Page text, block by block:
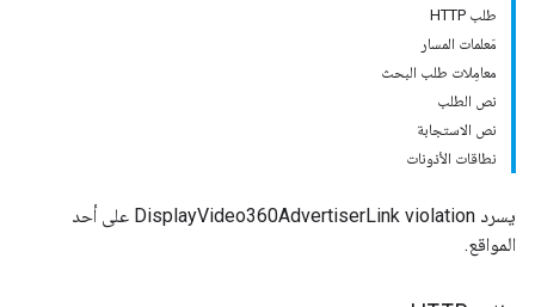
طلب HTTP
مَعلمات المسار
معامِلات طلب البحث
نص الطلب
نص الاستجابة
نطاقات الأذونات
يسرد DisplayVideo360AdvertiserLink violation على أحد
المواقع.